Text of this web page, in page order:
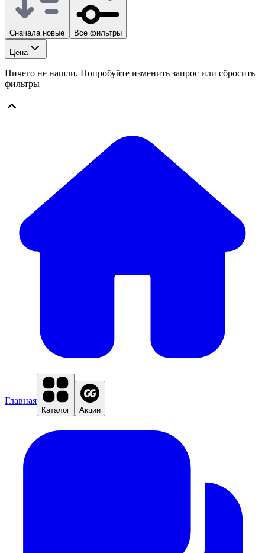
Сначала новые Все фильтры
Цена
Ничего не нашли. Попробуйте изменить запрос или сбросить
фильтры
Главная
Каталог Акции